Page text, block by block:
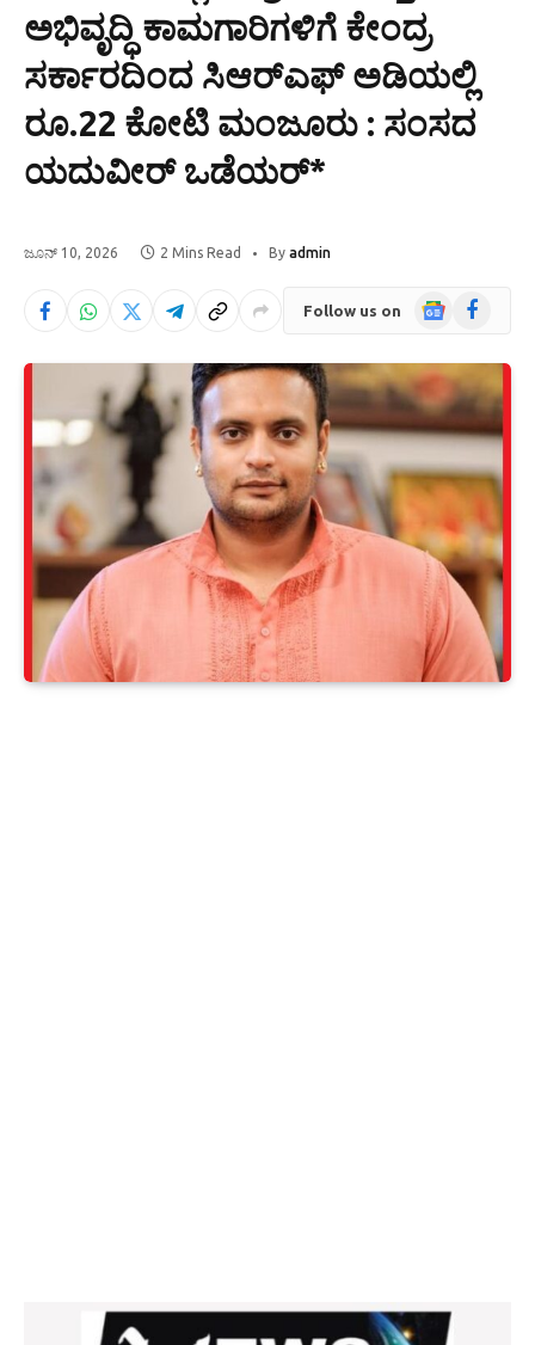
ಅಭಿವೃದ್ಧಿ ಕಾಮಗಾರಿಗಳಿಗೆ ಕೇಂದ್ರ
ಸರ್ಕಾರದಿಂದ ಸಿಆರ್‌ಎಫ್ ಅಡಿಯಲ್ಲಿ
ರೂ.22 ಕೋಟಿ ಮಂಜೂರು : ಸಂಸದ
ಯದುವೀರ್ ಒಡೆಯರ್*
ಜೂನ್ 10, 2026 2 Mins Read By admin
Follow us on
GoogleFacebook